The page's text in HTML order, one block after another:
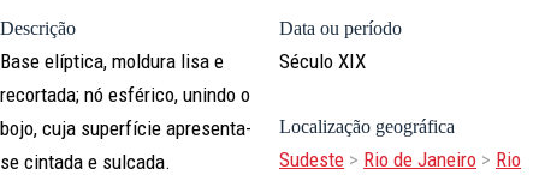
Descrição
Base elíptica, moldura lisa e
recortada; nó esférico, unindo o
bojo, cuja superfície apresenta-
se cintada e sulcada.
Data ou período
Século XIX
Localização geográfica
Sudeste > Rio de Janeiro > Rio